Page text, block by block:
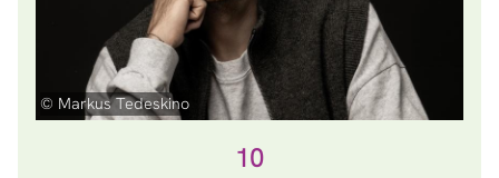
© Markus Tedeskino
10